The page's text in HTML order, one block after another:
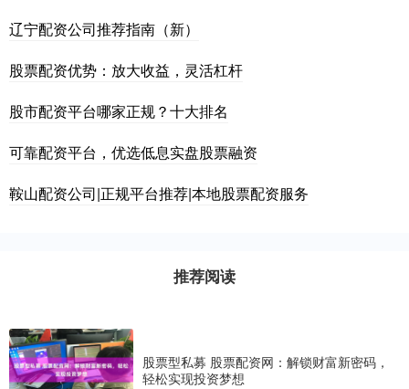
辽宁配资公司推荐指南（新）
股票配资优势：放大收益，灵活杠杆
股市配资平台哪家正规？十大排名
可靠配资平台，优选低息实盘股票融资
鞍山配资公司|正规平台推荐|本地股票配资服务
推荐阅读
股票型私募 股票配资网：解锁财富新密码，
轻松实现投资梦想